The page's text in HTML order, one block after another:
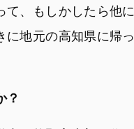
て、もしかしたら他
地元の高知県に帰
？